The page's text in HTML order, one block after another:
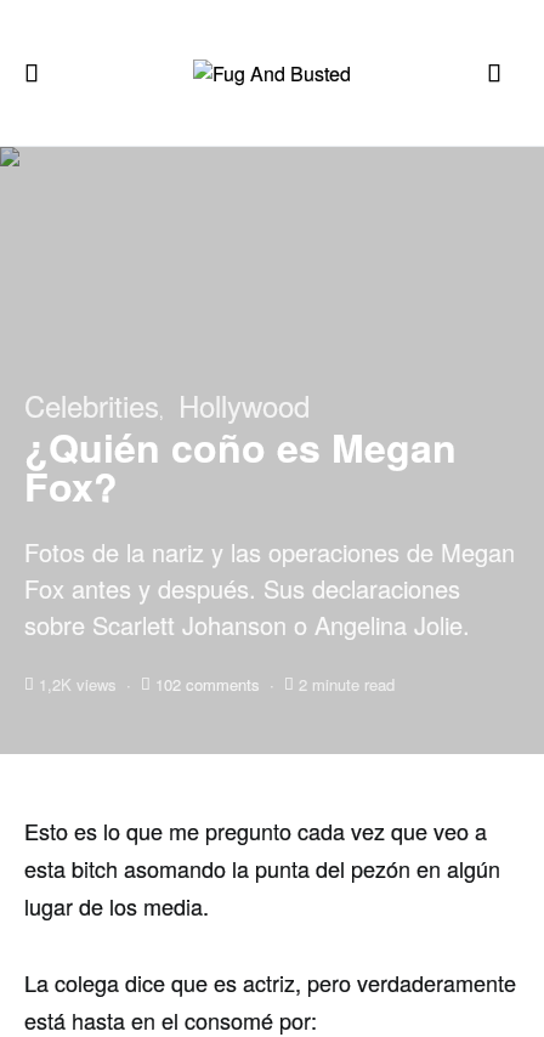
Celebrities Hollywood
¿Quién coño es Megan
Fox?
Fotos de la nariz y las operaciones de Megan
Fox antes y después. Sus declaraciones
sobre Scarlett Johanson o Angelina Jolie.
1,2K views 102 comments 2 minute read
Esto es lo que me pregunto cada vez que veo a
esta bitch asomando la punta del pezón en algún
lugar de los media.
La colega dice que es actriz, pero verdaderamente
está hasta en el consomé por: